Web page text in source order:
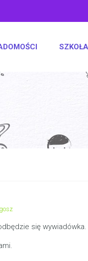
SZKOŁA
się wywiadówka.